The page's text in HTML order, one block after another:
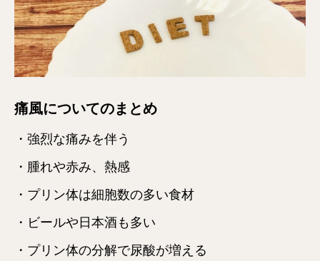
痛風についてのまとめ
・強烈な痛みを伴う
・腫れや赤み、熱感
・プリン体は細胞数の多い食材
・ビールや日本酒も多い
・プリン体の分解で尿酸が増える